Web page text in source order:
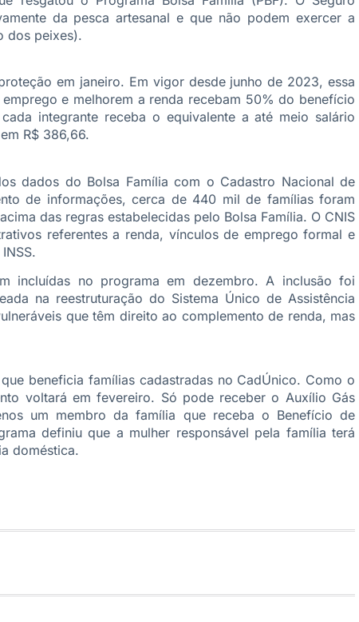
da pesca artesanal e que não podem exercer a
dos peixes).
em janeiro. Em vigor desde junho de 2023, essa
e melhorem a renda recebam 50% do benefício
integrante receba o equivalente a até meio salário
R$ 386,66.
dados do Bolsa Família com o Cadastro Nacional de
de informações, cerca de 440 mil de famílias foram
das regras estabelecidas pelo Bolsa Família. O CNIS
referentes a renda, vínculos de emprego formal e
incluídas no programa em dezembro. A inclusão foi
na reestruturação do Sistema Único de Assistência
que têm direito ao complemento de renda, mas
beneficia famílias cadastradas no CadÚnico. Como o
voltará em fevereiro. Só pode receber o Auxílio Gás
um membro da família que receba o Benefício de
definiu que a mulher responsável pela família terá
doméstica.